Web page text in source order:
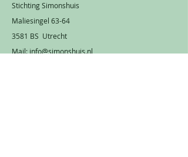
Stichting Simonshuis
Maliesingel 63-64
3581 BS Utrecht
Mail: info@simonshuis.nl